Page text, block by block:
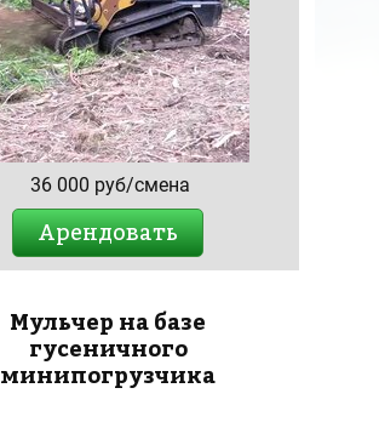
36 000 руб/смена
Арендовать
Мульчер на базе
гусеничного
минипогрузчика